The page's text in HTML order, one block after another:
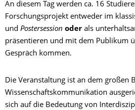
An diesem Tag werden ca. 16
Forschungsprojekt entweder im
und Postersession oder als
präsentieren und mit dem Publikum
Gespräch kommen.
Die Veranstaltung ist an dem großen
Wissenschaftskommunikation
sich auf die Bedeutung von